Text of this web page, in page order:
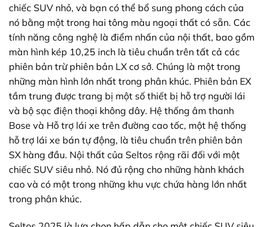
chiếc SUV nhỏ, và bạn có thể bổ sung phong cách của
nó bằng một trong hai tông màu ngoại thất có sẵn. Các
tính năng công nghệ là điểm nhấn của nội thất, bao gồm
màn hình kép 10,25 inch là tiêu chuẩn trên tất cả các
phiên bản trừ phiên bản LX cơ sở. Chúng là một trong
những màn hình lớn nhất trong phân khúc. Phiên bản EX
tầm trung được trang bị một số thiết bị hỗ trợ người lái
và bộ sạc điện thoại không dây. Hệ thống âm thanh
Bose và Hỗ trợ lái xe trên đường cao tốc, một hệ thống
hỗ trợ lái xe bán tự động, là tiêu chuẩn trên phiên bản
SX hàng đầu. Nội thất của Seltos rộng rãi đối với một
chiếc SUV siêu nhỏ. Nó đủ rộng cho những hành khách
cao và có một trong những khu vực chứa hàng lớn nhất
trong phân khúc.